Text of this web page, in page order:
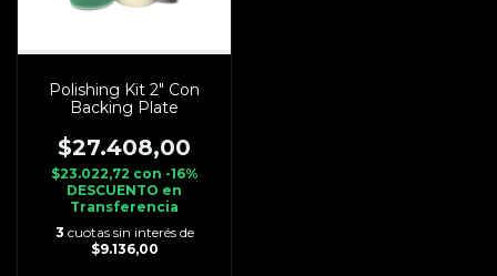
Polishing Kit 2" Con
Backing Plate
$27.408,00
$23.022,72 con -16%
DESCUENTO en
Transferencia
3 cuotas sin interés de
$9.136,00